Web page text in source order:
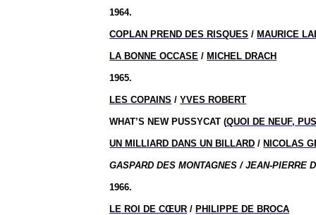
1964.
COPLAN PREND DES RISQUES / MAURICE
LA BONNE OCCASE / MICHEL DRACH
1965.
LES COPAINS /YVES ROBERT
WHAT’S NEW PUSSYCAT (QUOI DE NEUF,
UN MILLIARD DANS UN BILLARD / NICOLAS
GASPARD DES MONTAGNES / JEAN-PIERRE
1966.
LE ROI DE CŒUR / PHILIPPE DE BROCA